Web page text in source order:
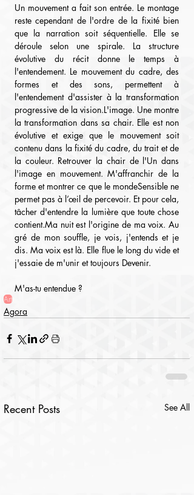
Un mouvement a fait son entrée. Le montage
reste cependant de l'ordre de la fixité bien
que la narration soit séquentielle. Elle se
déroule selon une spirale. La structure
évolutive du récit donne le temps à
l'entendement. Le mouvement du cadre, des
formes et des sons, permettent à
l'entendement d'assister à la transformation
progressive de la vision.L'image. Une montre
la transformation dans sa chair. Elle est non
évolutive et exige que le mouvement soit
contenu dans la fixité du cadre, du trait et de
la couleur. Retrouver la chair de l'Un dans
l'image en mouvement. M'affranchir de la
forme et montrer ce que le mondeSensible ne
permet pas à l’œil de percevoir. Et pour cela,
tâcher d'entendre la lumière que toute chose
contient.Ma nuit est l'origine de ma voix. Au
gré de mon souffle, je vois, j'entends et je
dis. Ma voix est là. Elle flue le long du vide et
j'essaie de m'unir et toujours Devenir.
M'as-tu entendue ?
Art
Agora
Recent Posts See All